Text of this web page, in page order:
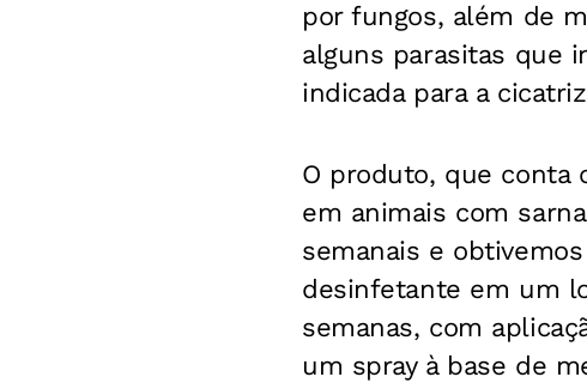
por fungos, além de
alguns parasitas que
indicada para a
O produto, que conta
em animais com
semanais e
desinfetante em um
semanas, com
um spray à base de